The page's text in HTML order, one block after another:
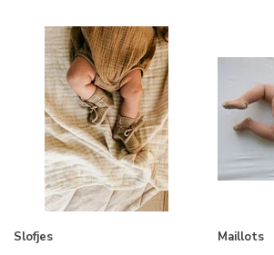
Slofjes Maillots